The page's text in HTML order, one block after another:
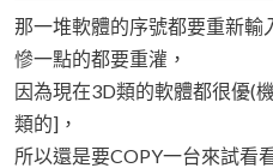
那一堆軟體的序號都要重新輸
慘一點的都要重灌，
因為現在3D類的軟體都很優(
類的]，
所以還是要COPY一台來試看